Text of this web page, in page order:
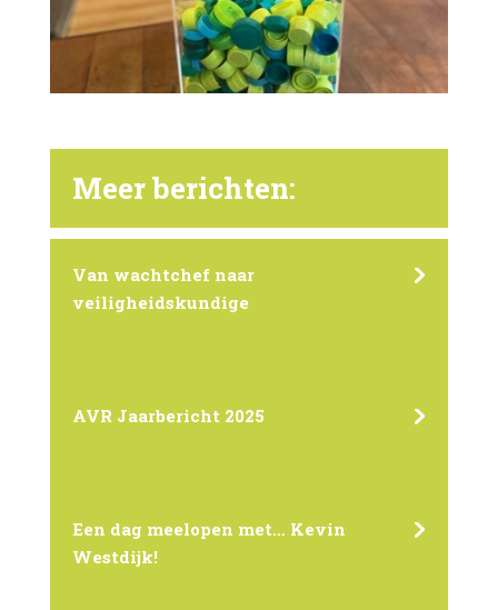
Meer berichten:
Van wachtchef naar
veiligheidskundige
AVR Jaarbericht 2025
Een dag meelopen met… Kevin
Westdijk!